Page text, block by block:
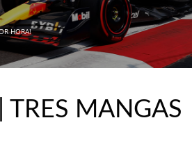
HORA!
TRES MANGAS